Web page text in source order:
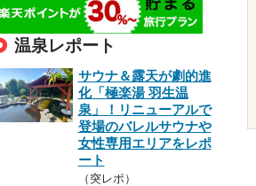
温泉レポート
サウナ＆露天が劇的進
化「極楽湯 羽生温
泉」！リニューアルで
登場のバレルサウナや
女性専用エリアをレポ
ート
（突レポ）